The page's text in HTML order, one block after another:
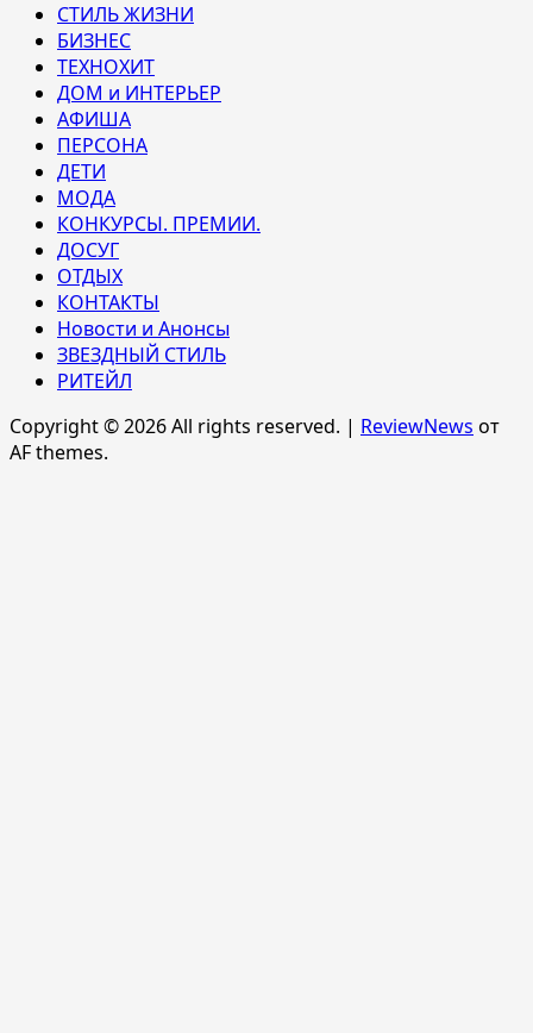
СТИЛЬ ЖИЗНИ
БИЗНЕС
ТЕХНОХИТ
ДОМ и ИНТЕРЬЕР
АФИША
ПЕРСОНА
ДЕТИ
МОДА
КОНКУРСЫ. ПРЕМИИ.
ДОСУГ
ОТДЫХ
КОНТАКТЫ
Новости и Анонсы
ЗВЕЗДНЫЙ СТИЛЬ
РИТЕЙЛ
Copyright © 2026 All rights reserved. | ReviewNews от
AF themes.